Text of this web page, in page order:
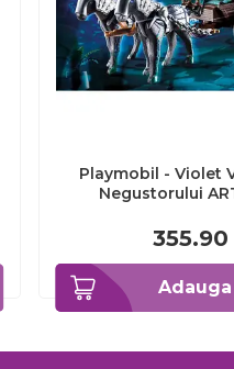
Playmobil - Violet
Negustorului
355.90